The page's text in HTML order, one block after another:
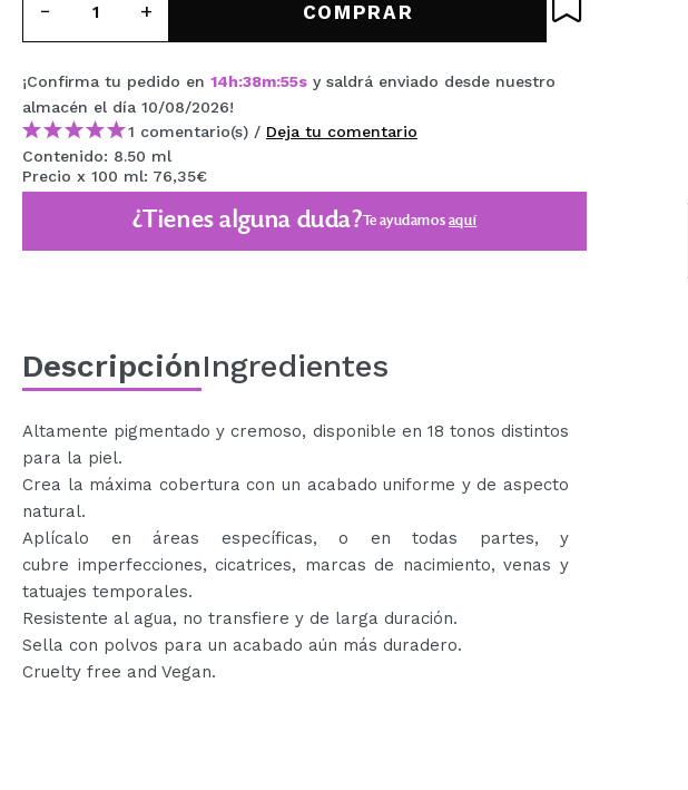
MAQUIFARMA
KOREA ZONE
TRAVEL SIZE
NATURE
OFERTAS
PRÓXIMAMENTE
COMPRAR
¡Confirma tu pedido en 14h:38m:55s y saldrá enviado desde nuestro
almacén el día 10/08/2026!
1 comentario(s) / Deja tu comentario
Contenido: 8.50 ml
Precio x 100 ml: 76,35€
¿Tienes alguna duda?Te ayudamosaquí
DescripciónIngredientes
Altamente pigmentado y cremoso, disponible en 18 tonos distintos
para la piel.
Crea la máxima cobertura con un acabado uniforme y de aspecto
natural.
Aplícalo en áreas específicas, o en todas partes, y
cubre imperfecciones, cicatrices, marcas de nacimiento, venas y
tatuajes temporales.
Resistente al agua, no transfiere y de larga duración.
Sella con polvos para un acabado aún más duradero.
Cruelty free and Vegan.